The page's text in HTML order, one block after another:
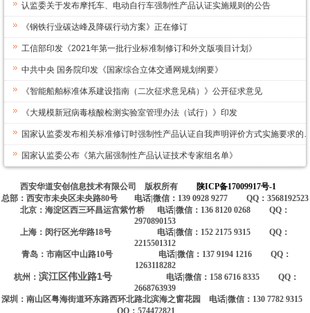
认监委关于发布摩托车、电动自行车强制性产品认证实施规则的公告
《钢铁行业碳达峰及降碳行动方案》正在修订
工信部印发《2021年第一批行业标准制修订和外文版项目计划》
中共中央 国务院印发《国家综合立体交通网规划纲要》
《智能船舶标准体系建设指南（二次征求意见稿）》公开征求意见
《大规模新冠病毒核酸检测实验室管理办法（试行）》印发
国家认监委发布相关标准修订时强制性产品认证自我
国家认监委公布《第六届强制性产品认证技术专家组名单》
西安华道安创信息技术有限公司 版权所有
陕ICP备17009917号-1
总部：西安市未央区未央路80号 电话|微信：139 0928 9277 QQ：3568192523
北京：海淀区西三环昌运宫紫竹桥 电话|微信：136 8120 0268 QQ：
2970890153
上海：闵行区光华路18号 电话|微信：152 2175 9315 QQ：
2215501312
青岛：市南区中山路10号 电话|微信：137 9194 1216 QQ：
1263118282
杭州： 滨江区伟业路1号
电话|微信：158 6716 8335 QQ：
2668763939
深圳：南山区粤海街道环东路西环北路北滨海之窗花园 电话|微信：130 7782 9315
QQ：574472821